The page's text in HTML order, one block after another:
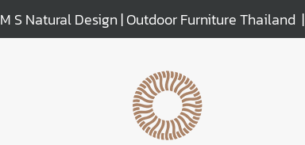
M S Natural Design | Outdoor Furniture Thailand |